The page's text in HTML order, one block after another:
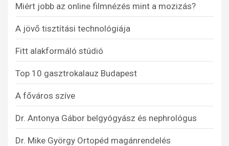
Miért jobb az online filmnézés mint a mozizás?
A jövő tisztítási technológiája
Fitt alakformáló stúdió
Top 10 gasztrokalauz Budapest
A főváros szíve
Dr. Antonya Gábor belgyógyász és nephrológus
Dr. Mike György Ortopéd magánrendelés